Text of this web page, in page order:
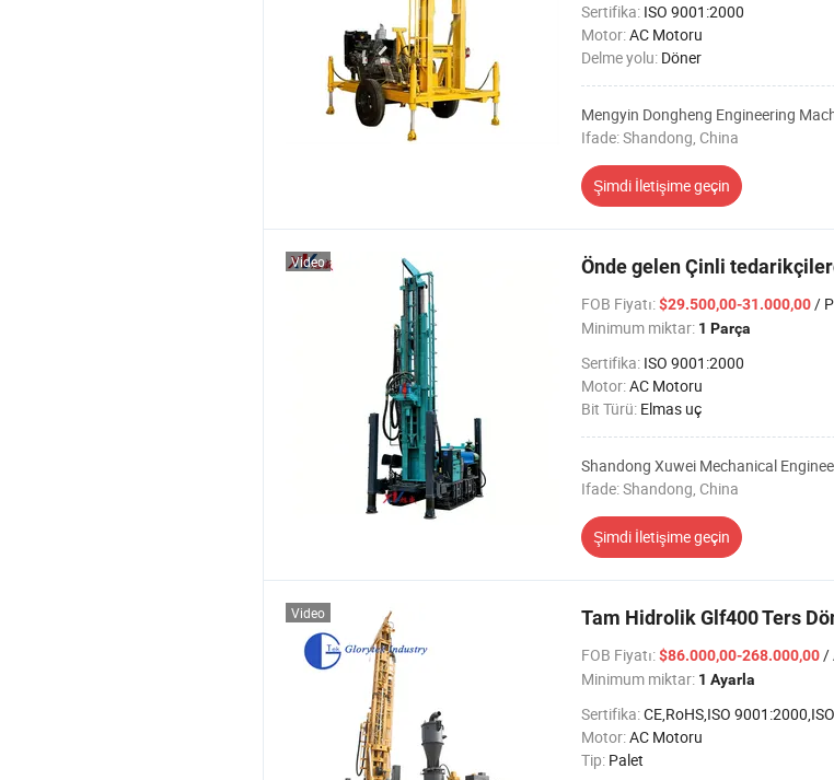
Sertifika: ISO 9001:2000
Motor:AC Motoru
Delme yolu: Döner
Mengyin Dongheng Engineering
Ifade: Shandong, China
Şimdi İletişime geçin
Önde gelen Çinli
FOB Fiyatı:$29.500,00-31.000,00/
Minimum miktar: 1 Parça
Sertifika: ISO 9001:2000
Motor:AC Motoru
Bit Türü: Elmas uç
Shandong Xuwei Mechanical
Ifade: Shandong, China
Şimdi İletişime geçin
Video
Tam Hidrolik Glf400 Ters
FOB Fiyatı:$86.000,00-268.000,00/
Minimum miktar: 1 Ayarla
Sertifika:CE,RoHS,ISO 9001:2000,ISO
Motor:AC Motoru
Tip: Palet
Video